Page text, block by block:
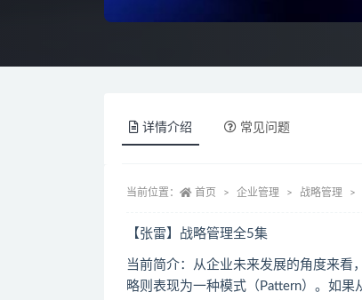
详情介绍 常见问题
当前位置： 首页 企业管理 战略管理
【张雷】战略管理全5集
当前简介：从企业未来发展的角度来看
略则表现为一种模式（Pattern）。如